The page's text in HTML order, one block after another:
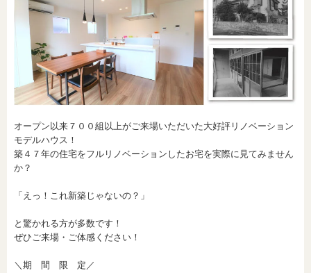
オープン以来７００組以上がご来場いただいた大好評リノベーション
モデルハウス！
築４７年の住宅をフルリノベーションしたお宅を実際に見てみません
か？
「えっ！これ新築じゃないの？」
と驚かれる方が多数です！
ぜひご来場・ご体感ください！
＼期 間 限 定／